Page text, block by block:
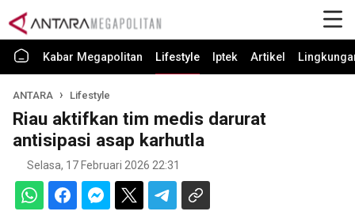
Kabar Megapolitan Lifestyle Iptek Artikel
ANTARA Lifestyle
Riau aktifkan tim medis darurat
antisipasi asap karhutla
Selasa, 17 Februari 2026 22:31